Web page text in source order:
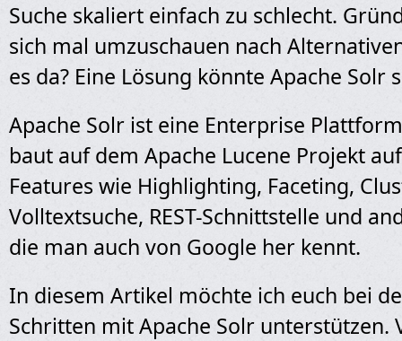
Suche skaliert einfach zu schlecht.
sich mal umzuschauen nach
es da? Eine Lösung könnte Apache Solr
Apache Solr ist eine Enterprise
baut auf dem Apache Lucene Projekt
Features wie Highlighting, Faceting,
Volltextsuche, REST-Schnittstelle und
die man auch von Google her kennt.
In diesem Artikel möchte ich euch bei
Schritten mit Apache Solr unterstützen.